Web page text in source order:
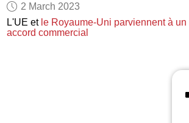
2 March 2023
L'UE et le Royaume-Uni parviennent à un
accord commercial